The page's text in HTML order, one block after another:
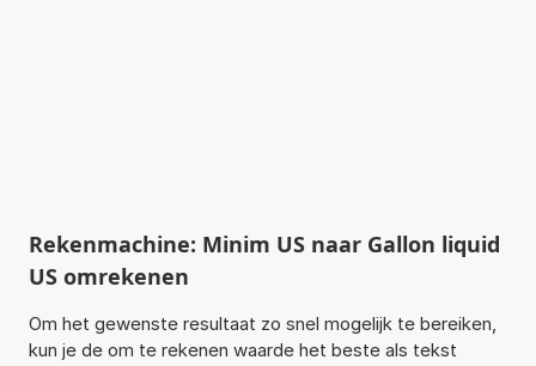
Rekenmachine: Minim US naar Gallon liquid
US omrekenen
Om het gewenste resultaat zo snel mogelijk te bereiken,
kun je de om te rekenen waarde het beste als tekst